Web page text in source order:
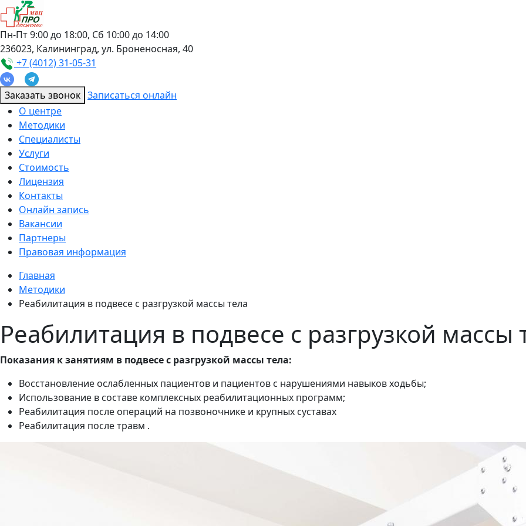
Пн-Пт 9:00 до 18:00, Сб 10:00 до 14:00
236023, Калининград, ул. Броненосная, 40
+7 (4012) 31-05-31
Заказать звонок Записаться онлайн
О центре
Методики
Специалисты
Услуги
Стоимость
Лицензия
Контакты
Онлайн запись
Вакансии
Партнеры
Правовая информация
Главная
Методики
Реабилитация в подвесе с разгрузкой массы тела
Реабилитация в подвесе с разгрузкой массы
Показания к занятиям в подвесе с разгрузкой массы тела:
Восстановление ослабленных пациентов и пациентов с нарушениями навыков ходьбы;
Использование в составе комплексных реабилитационных программ;
Реабилитация после операций на позвоночнике и крупных суставах
Реабилитация после травм .